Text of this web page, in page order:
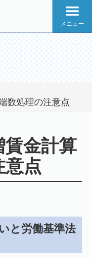
メニュー
数処理の注意点
賃金計算
意点
と労働基準法